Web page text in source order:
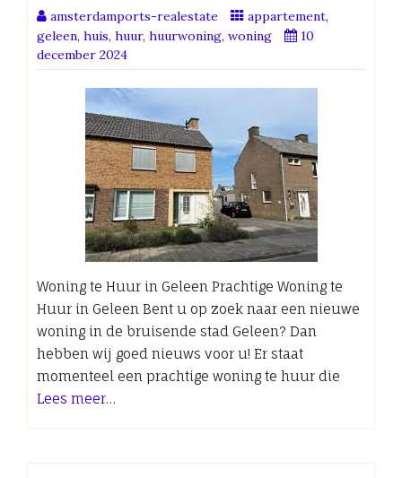
amsterdamports-realestate appartement,
geleen, huis, huur, huurwoning, woning
10
december 2024
Woning te Huur in Geleen Prachtige Woning te
Huur in Geleen Bent u op zoek naar een nieuwe
woning in de bruisende stad Geleen? Dan
hebben wij goed nieuws voor u! Er staat
momenteel een prachtige woning te huur die
Lees meer…